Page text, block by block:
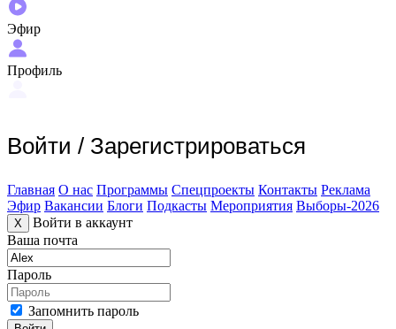
Эфир
Профиль
Войти / Зарегистрироваться
Главная О нас Программы Спецпроекты Контакты Реклама
Эфир Вакансии Блоги Подкасты Мероприятия Выборы-2026
X
Войти в аккаунт
Ваша почта
Пароль
Запомнить пароль